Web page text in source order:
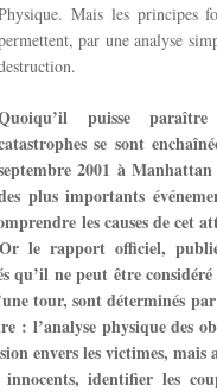
Mais les principes
par une analyse
puisse
se sont
2001 à
plus importants
les causes de cet
le rapport officiel,
qu’il ne peut être
tour, sont déterminés
: l’analyse physique des
envers les victimes,
identifier les